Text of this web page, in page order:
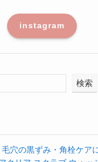
instagram
検索
毛穴の黒ずみ・角栓ケア